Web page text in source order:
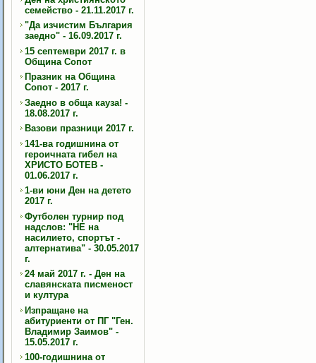
семейство - 21.11.2017 г.
"Да изчистим България
заедно" - 16.09.2017 г.
15 септември 2017 г. в
Община Сопот
Празник на Община
Сопот - 2017 г.
Заедно в обща кауза! -
18.08.2017 г.
Вазови празници 2017 г.
141-ва годишнина от
героичната гибел на
ХРИСТО БОТЕВ -
01.06.2017 г.
1-ви юни Ден на детето
2017 г.
Футболен турнир под
надслов: "НЕ на
насилието, спортът -
алтернатива" - 30.05.2017
г.
24 май 2017 г. - Ден на
славянската писменост
и култура
Изпращане на
абитуриенти от ПГ "Ген.
Владимир Заимов" -
15.05.2017 г.
100-годишнина от